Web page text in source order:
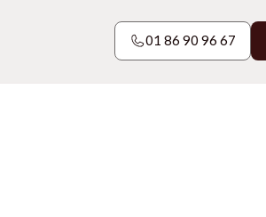
01 86 90 96 67